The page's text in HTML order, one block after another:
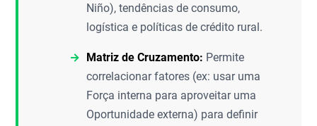
Niño), tendências de consumo,
logística e políticas de crédito rural.
Matriz de Cruzamento: Permite
correlacionar fatores (ex: usar uma
Força interna para aproveitar uma
Oportunidade externa) para definir